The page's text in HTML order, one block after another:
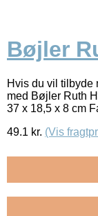
Bøjler
Hvis du vil tilbyde
med Bøjler Ruth
37 x 18,5 x 8 cm
49.1 kr. (Vis